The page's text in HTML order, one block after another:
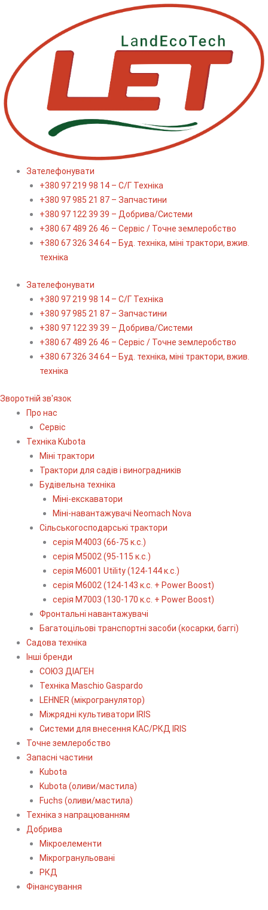
Зателефонувати
+380 97 219 98 14 – С/Г Техніка
+380 97 985 21 87 – Запчастини
+380 97 122 39 39 – Добрива/Cистеми
+380 67 489 26 46 – Сервіс / Точне землеробство
+380 67 326 34 64 – Буд. техніка, міні трактори, вжив.
техніка
Зателефонувати
+380 97 219 98 14 – С/Г Техніка
+380 97 985 21 87 – Запчастини
+380 97 122 39 39 – Добрива/Cистеми
+380 67 489 26 46 – Сервіс / Точне землеробство
+380 67 326 34 64 – Буд. техніка, міні трактори, вжив.
техніка
Зворотній зв'язок
Про нас
Сервіс
Технiка Kubota
Міні трактори
Трактори для садів і виноградників
Будівельна техніка
Міні-екскаватори
Міні-навантажувачі Neomach Nova
Сільськогосподарські трактори
серія М4003 (66-75 к.с.)
серія М5002 (95-115 к.с.)
серія M6001 Utility (124-144 к.с.)
серія М6002 (124-143 к.с. + Power Boost)
серія М7003 (130-170 к.с. + Power Boost)
Фронтальні навантажувачі
Багатоцільові транспортні засоби (косарки, баггі)
Садова техніка
Інші бренди
СОЮЗ ДІАГЕН
Техніка Maschio Gaspardo
LEHNER (мікрогранулятор)
Міжрядні культиватори IRIS
Системи для внесення КАС/РКД IRIS
Точне землеробство
Запасні частини
Kubota
Kubota (оливи/мастила)
Fuchs (оливи/мастила)
Техніка з напрацюванням
Добрива
Мікроелементи
Мікрогранульовані
РКД
Фінансування